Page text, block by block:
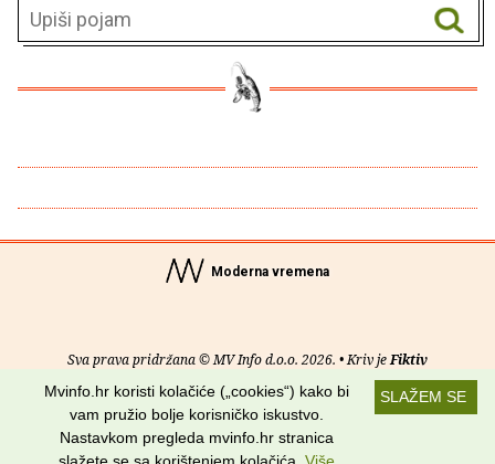
Moderna vremena
Sva prava pridržana © MV Info d.o.o. 2026. • Kriv jeFiktiv
O nama• Pomoć• Uvjeti korištenja•RSS kanali
Potraži nas na:
SLAŽEM SE
Mvinfo.hr koristi kolačiće („cookies“) kako bi
vam pružio bolje korisničko iskustvo.
Nastavkom pregleda mvinfo.hr stranica